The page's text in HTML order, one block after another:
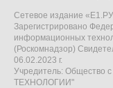
Сетевое издание
Зарегистрировано
информационных
(Роскомнадзор)
06.02.2023 г.
Учредитель: Общество
ТЕХНОЛОГИИ"